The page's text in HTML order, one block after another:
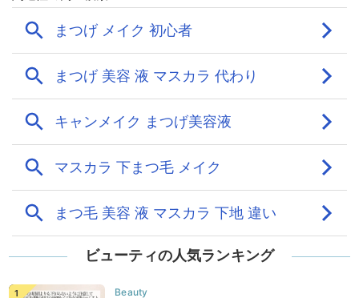
ビューティの人気ランキング